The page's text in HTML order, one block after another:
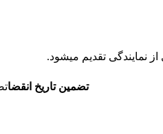
نمایندگی تقدیم میشود.
تضمین تاریخ انقضا